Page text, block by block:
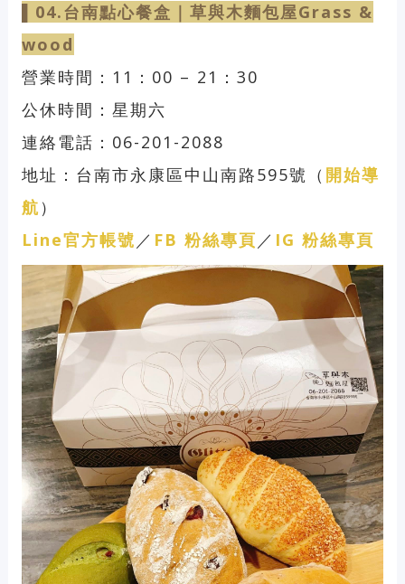
▌04.台南點心餐盒｜ 草與木麵包屋Grass &
wood
營業時間：11：00 – 21：30
公休時間：星期六
連絡電話：06-201-2088
地址：台南市永康區中山南路595號（ 開始導
航 ）
Line官方帳號 ／ FB 粉絲專頁 ／ IG 粉絲專頁